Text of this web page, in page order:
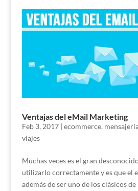
Ventajas del eMail Marketing
Feb 3, 2017| ecommerce,
viajes
Muchas veces es el gran
utilizarlo correctamente y es que el
además de ser uno de los clásicos